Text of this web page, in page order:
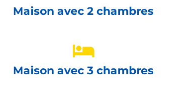
Maison avec 2 chambres
Maison avec 3 chambres